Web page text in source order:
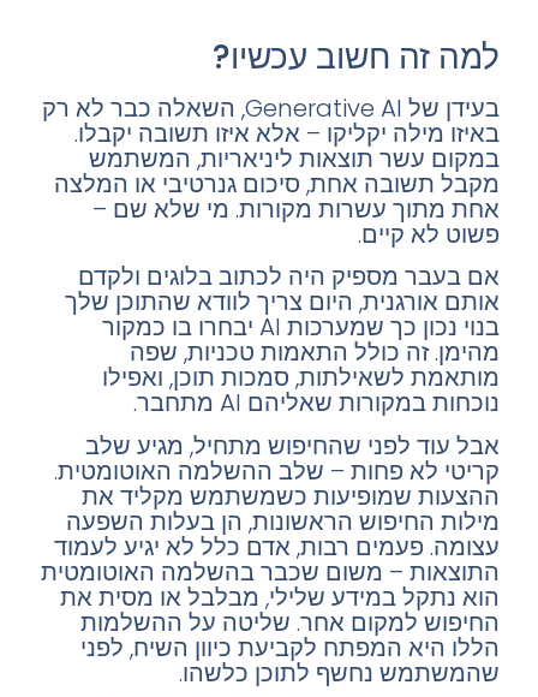
למה זה חשוב עכשיו?
בעידן של Generative AI, השאלה כבר לא רק
באיזו מילה יקליקו – אלא איזו תשובה יקבלו.
במקום עשר תוצאות ליניאריות, המשתמש
מקבל תשובה אחת, סיכום גנרטיבי או המלצה
אחת מתוך עשרות מקורות. מי שלא שם –
פשוט לא קיים.
אם בעבר מספיק היה לכתוב בלוגים ולקדם
אותם אורגנית, היום צריך לוודא שהתוכן שלך
בנוי נכון כך שמערכות AI יבחרו בו כמקור
מהימן. זה כולל התאמות טכניות, שפה
מותאמת לשאילתות, סמכות תוכן, ואפילו
נוכחות במקורות שאליהם AI מתחבר.
אבל עוד לפני שהחיפוש מתחיל, מגיע שלב
קריטי לא פחות – שלב ההשלמה האוטומטית.
ההצעות שמופיעות כשמשתמש מקליד את
מילות החיפוש הראשונות, הן בעלות השפעה
עצומה. פעמים רבות, אדם כלל לא יגיע לעמוד
התוצאות – משום שכבר בהשלמה האוטומטית
הוא נתקל במידע שלילי, מבלבל או מסית את
החיפוש למקום אחר. שליטה על ההשלמות
הללו היא המפתח לקביעת כיוון השיח, לפני
שהמשתמש נחשף לתוכן כלשהו.